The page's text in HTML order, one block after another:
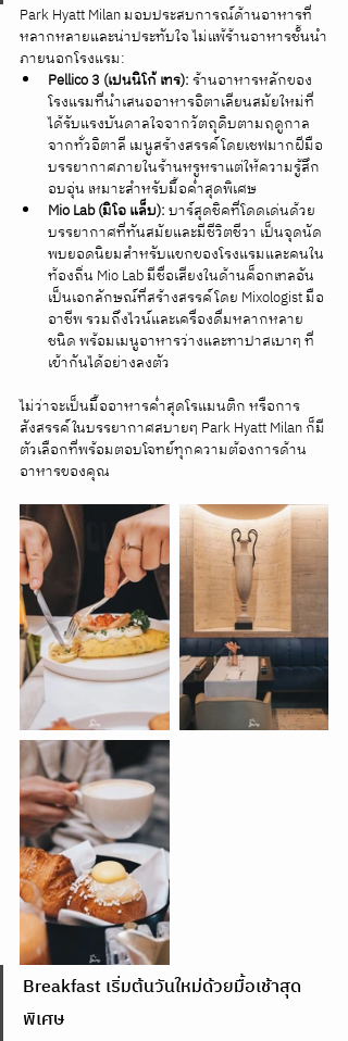
Park Hyatt Milan มอบประสบการณ์ด้านอาหารที่
หลากหลายและน่าประทับใจ ไม่แพ้ร้านอาหารชั้นนำ
ภายนอกโรงแรม:
Pellico 3 (เปนนิโก้ เทร): ร้านอาหารหลักของ
โรงแรมที่นำเสนออาหารอิตาเลียนสมัยใหม่ที่
ได้รับแรงบันดาลใจจากวัตถุดิบตามฤดูกาล
จากทั่วอิตาลี เมนูสร้างสรรค์โดยเชฟมากฝีมือ
บรรยากาศภายในร้านหรูหราแต่ให้ความรู้สึก
อบอุ่น เหมาะสำหรับมื้อค่ำสุดพิเศษ
Mio Lab (มิโอ แล็บ): บาร์สุดชิคที่โดดเด่นด้วย
บรรยากาศที่ทันสมัยและมีชีวิตชีวา เป็นจุดนัด
พบยอดนิยมสำหรับแขกของโรงแรมและคนใน
ท้องถิ่น Mio Lab มีชื่อเสียงในด้านค็อกเทลอัน
เป็นเอกลักษณ์ที่สร้างสรรค์โดย Mixologist มือ
อาชีพ รวมถึงไวน์และเครื่องดื่มหลากหลาย
ชนิด พร้อมเมนูอาหารว่างและทาปาสเบาๆ ที่
เข้ากันได้อย่างลงตัว
ไม่ว่าจะเป็นมื้ออาหารค่ำสุดโรแมนติก หรือการ
สังสรรค์ในบรรยากาศสบายๆ Park Hyatt Milan ก็มี
ตัวเลือกที่พร้อมตอบโจทย์ทุกความต้องการด้าน
อาหารของคุณ
Breakfast เริ่มต้นวันใหม่ด้วยมื้อเช้าสุด
พิเศษ